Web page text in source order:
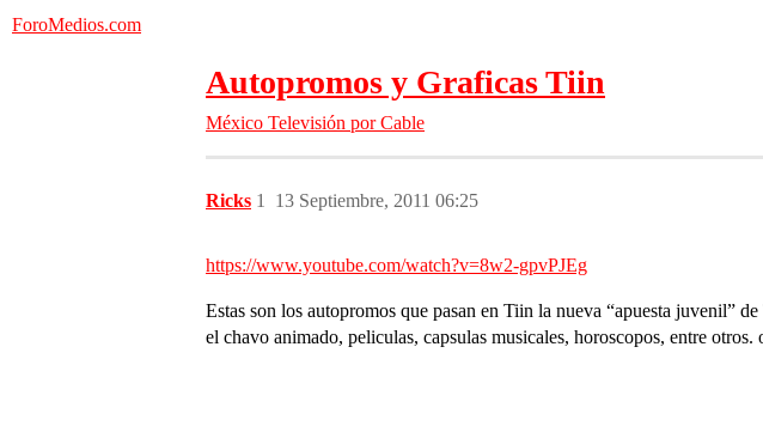
ForoMedios.com
Autopromos y Graficas Tiin
México Televisión por Cable
Ricks 13 Septiembre, 2011 06:25
1
https://www.youtube.com/watch?v=8w2-gpvPJEg
Estas son los autopromos que pasan en Tiin la nueva “apuesta juvenil”
el chavo animado, peliculas, capsulas musicales, horoscopos, entre otros.